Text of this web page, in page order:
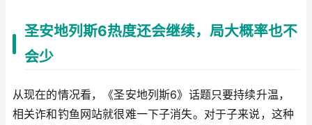
圣安地列斯6热度还会继续，局大概率也不
会少
从现在的情况看，《圣安地列斯6》话题只要持续升温，
相关诈和钓鱼网站就很难一下子消失。对于子来说，这种